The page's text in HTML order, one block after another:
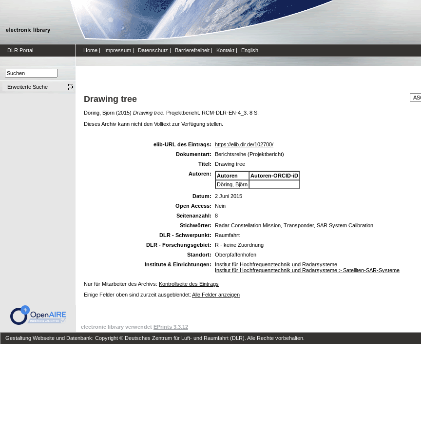
DLR Portal Home | Impressum | Datenschutz | Barrierefreiheit | Kontakt | English
Erweiterte Suche
Drawing tree
Döring, Björn (2015) Drawing tree. Projektbericht. RCM-DLR-EN-4_3. 8 S.
Dieses Archiv kann nicht den Volltext zur Verfügung stellen.
elib-URL des Eintrags:
https://elib.dlr.de/102700/
Dokumentart:
Berichtsreihe (Projektbericht)
Titel:
Drawing tree
Autoren:
Autoren
Autoren-ORCID-iD
Döring, Björn
Datum:
2 Juni 2015
Open Access:
Nein
Seitenanzahl:
8
Stichwörter:
Radar Constellation Mission, Transponder, SAR System Calibration
DLR - Schwerpunkt:
Raumfahrt
DLR - Forschungsgebiet:
R - keine Zuordnung
Standort:
Oberpfaffenhofen
Institute & Einrichtungen:
Institut für Hochfrequenztechnik und Radarsysteme
Institut für Hochfrequenztechnik und Radarsysteme > Satelliten-SAR-Systeme
Nur für Mitarbeiter des Archivs: Kontrollseite des Eintrags
Einige Felder oben sind zurzeit ausgeblendet: Alle Felder anzeigen
electronic library verwendet EPrints 3.3.12
Gestaltung Webseite und Datenbank: Copyright © Deutsches Zentrum für Luft- und Raumfahrt (DLR). Alle Rechte vorbehalten.